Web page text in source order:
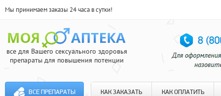
Мы принимаем заказы 24 часа в сутки!
все для Вашего сексуального здоровья
препараты для повышения потенции
ВСЕ ПРЕПАРАТЫ КАК ЗАКАЗАТЬ КАК ОПЛАТИТЬ